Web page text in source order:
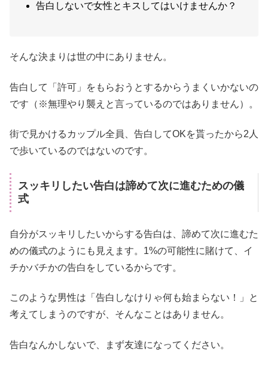
告白しないで女性とキスしてはいけませんか？
そんな決まりは世の中にありません。
告白して「許可」をもらおうとするからうまくいかないの
です（※無理やり襲えと言っているのではありません）。
街で見かけるカップル全員、告白してOKを貰ったから2人
で歩いているのではないのです。
スッキリしたい告白は諦めて次に進むための儀
式
自分がスッキリしたいからする告白は、諦めて次に進むた
めの儀式のようにも見えます。1%の可能性に賭けて、イ
チかバチかの告白をしているからです。
このような男性は「告白しなけりゃ何も始まらない！」と
考えてしまうのですが、そんなことはありません。
告白なんかしないで、まず友達になってください。